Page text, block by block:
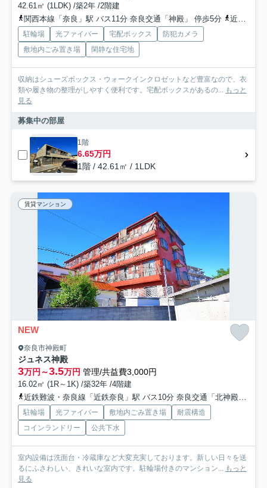
42.61㎡ (1LDK) /築2年 /2階建
関西本線「奈良」駅 バス11分 奈良交通「神殿」 停歩5分
近鉄難波・奈良線「近鉄奈良」駅 バス15分 奈良交通「神殿」 停歩5分
駐輪場 光ファイバー 宅配ボックス
防犯カメラ
敷地内ごみ置き場
閑静な住宅地
収納はシューズボックス・ウォークインクロゼットなど豊富なので、衣
類や履き物の整理がしやすく便利です。宅配ボックスがあるの... もっと
見る
募集中の部屋
1階
6.65万円
1階 / 42.61㎡ / 1LDK
賃貸マンション
NEW
奈良市神殿町
ジュネス神殿
3万円～3.5万円 管理/共益費3,000円
16.02㎡ (1R～1K) /築32年 /4階建
近鉄難波・奈良線「近鉄奈良」駅 バス10分 奈良交通「北神殿」 停歩4分
駐輪場 光ファイバー 敷地内ごみ置き場
耐震構造
コインランドリー
公共下水
室内設備は洗面台・冷蔵庫など大変充実しております。新しい日々を送
るにふさわしい、きれいな室内です。駐輪場付きのマンション... もっと
見る